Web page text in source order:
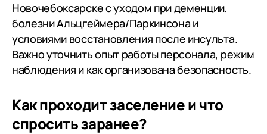
Новочебоксарске с уходом при деменции,
болезни Альцгеймера/Паркинсона и
условиями восстановления после инсульта.
Важно уточнить опыт работы персонала, режим
наблюдения и как организована безопасность.
Как проходит заселение и что
спросить заранее?